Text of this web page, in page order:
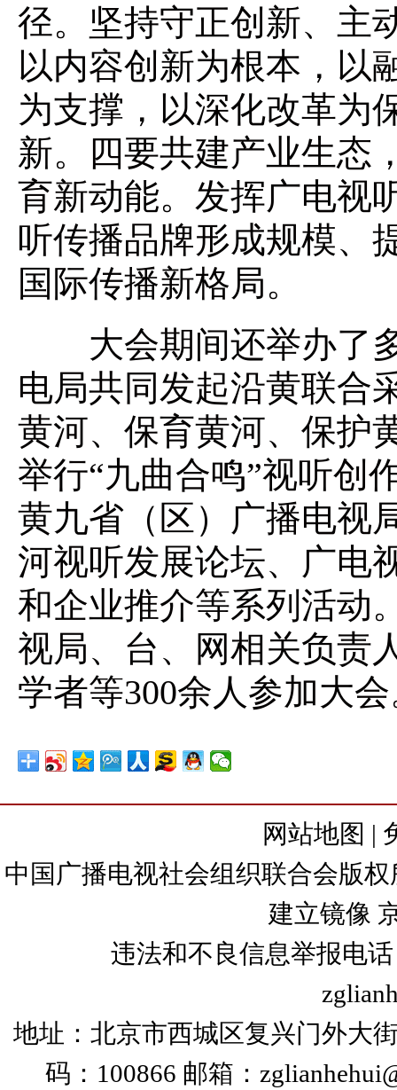
径。坚持守正创新、主
以内容创新为根本，以
为支撑，以深化改革为
新。四要共建产业生态
育新动能。发挥广电视
听传播品牌形成规模、
国际传播新格局。
大会期间还举办了多
电局共同发起沿黄联合
黄河、保育黄河、保护
举行“九曲合鸣”视听创
黄九省（区）广播电视
河视听发展论坛、广电
和企业推介等系列活动
视局、台、网相关负责
学者等300余人参加大
网站地图 |
中国广播电视社会组织联合会版
建立镜像
违法和不良信息举报电
地址：北京市西城区复兴门外大
码：100866 邮箱：